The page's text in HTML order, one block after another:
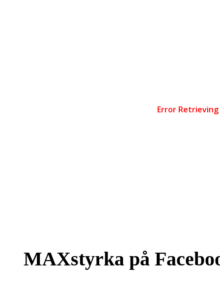
MAXstyrka på